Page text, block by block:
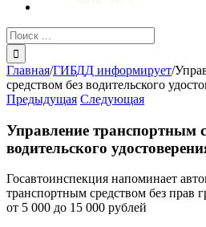
Результат
поиска:
Главная/ГИБДД информирует/
средством без водительского
Предыдущая Следующая
Управление транспортным
водительского
Госавтоинспекция напоминает
транспортным средством без прав
от 5 000 до 15 000 рублей